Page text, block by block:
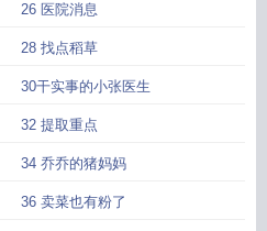
26 医院消息
28 找点稻草
30干实事的小张医生
32 提取重点
34 乔乔的猪妈妈
36 卖菜也有粉了